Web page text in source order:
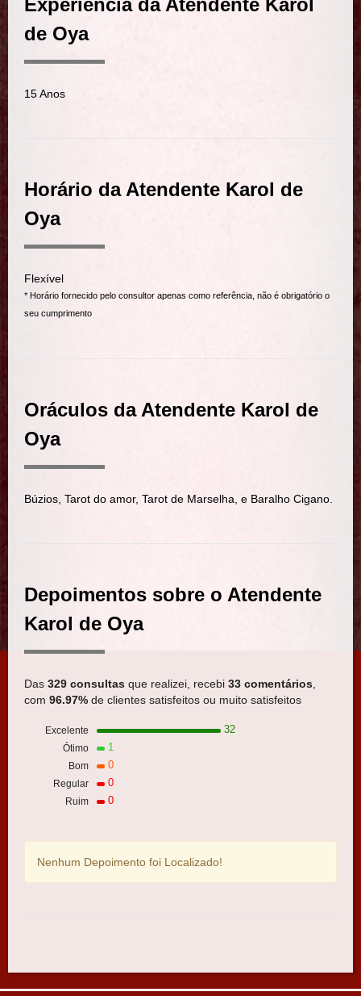
de Oya
15 Anos
Horário da Atendente Karol de
Oya
Flexível
* Horário fornecido pelo consultor apenas como referência, não é obrigatório o
seu cumprimento
Oráculos da Atendente Karol de
Oya
Búzios, Tarot do amor, Tarot de Marselha, e Baralho Cigano.
Depoimentos sobre o Atendente
Karol de Oya
Das 329 consultas que realizei, recebi 33 comentários
com 96.97% de clientes satisfeitos ou muito satisfeitos
Excelente 32
Ótimo 1
Bom 0
Regular 0
Ruim 0
Nenhum Depoimento foi Localizado!